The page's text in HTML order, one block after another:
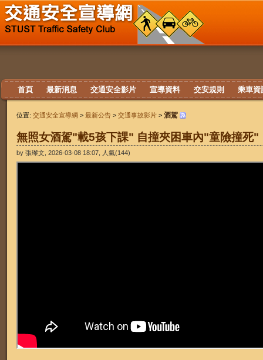
首頁 最新消息 交通安全影片 宣導資料 交安規則 乘車資
位置: 交通安全宣導網 > 最新公告 > 交通事故影片 > 酒駕
無照女酒駕"載5孩下課" 自撞夾困車內"童險撞死"
by 張瓈文, 2026-03-08 18:07, 人氣(144)